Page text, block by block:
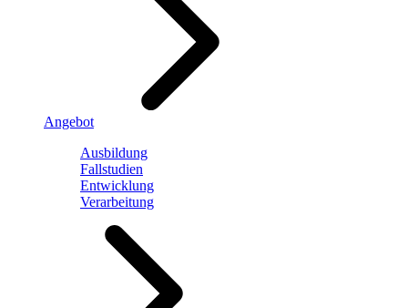
Angebot
Ausbildung
Fallstudien
Entwicklung
Verarbeitung